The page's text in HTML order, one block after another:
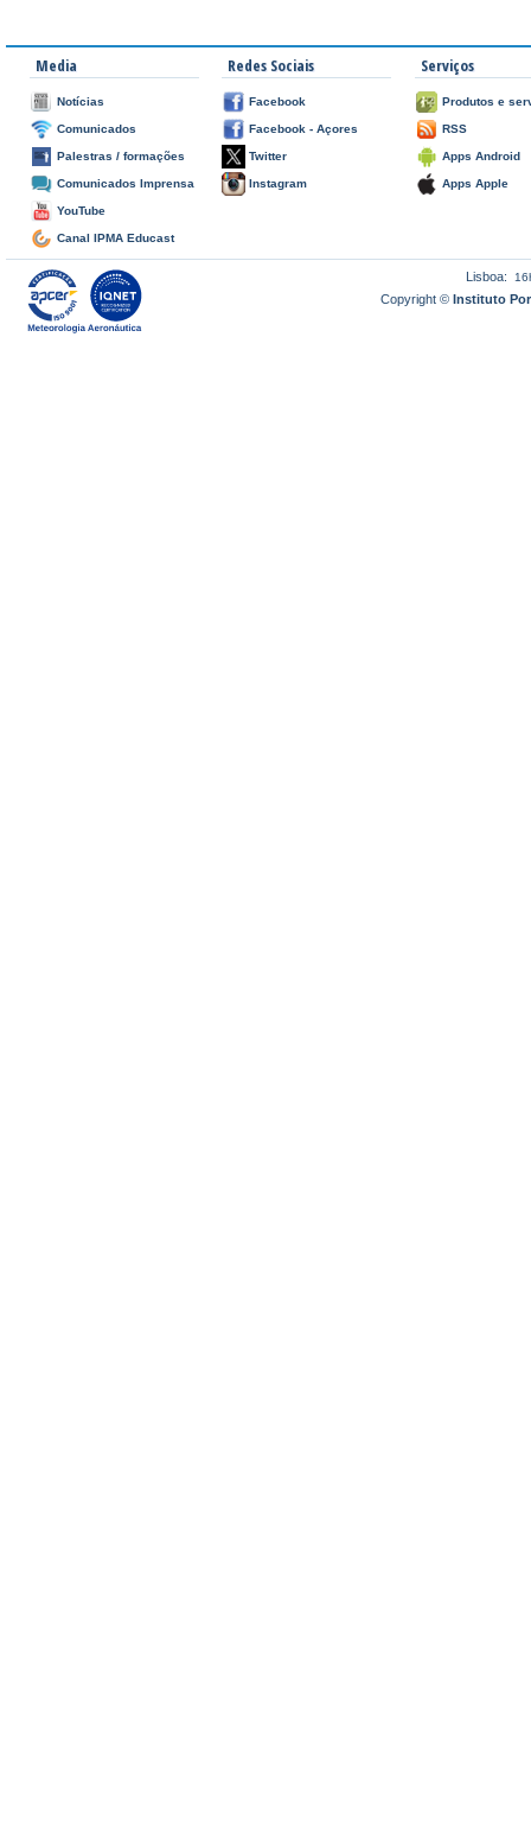
Media
Notícias
Comunicados
Palestras / formações
Comunicados Imprensa
YouTube
Canal IPMA Educast
Redes Sociais
Facebook
Facebook - Açores
Twitter
Instagram
Serviços
Produtos e
RSS
Apps Android
Apps Apple
Lisboa:
Copyright ©Instituto